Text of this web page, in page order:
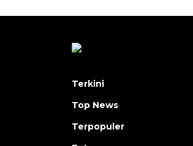
Terkini
Top News
Terpopuler